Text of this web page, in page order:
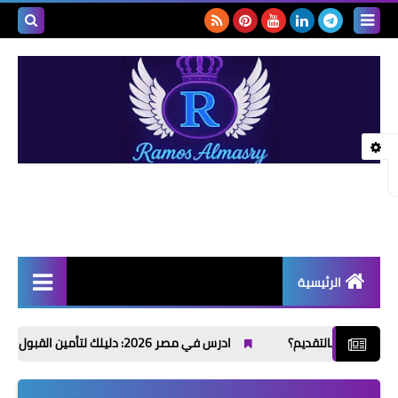
بحث
الرئيسية
Radio
ادرس في مصر 2026: دليلك لتأمين القبول الجامعي والتكاليف والجامعات المعتمدة